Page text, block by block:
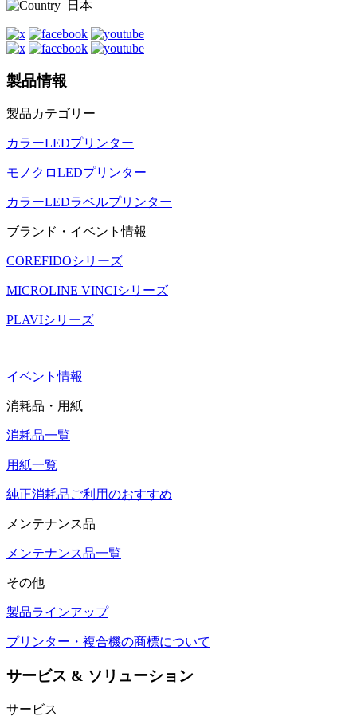
日本
製品情報
製品カテゴリー
カラーLEDプリンター
モノクロLEDプリンター
カラーLEDラベルプリンター
ブランド・イベント情報
COREFIDOシリーズ
MICROLINE VINCIシリーズ
PLAVIシリーズ
イベント情報
消耗品・用紙
消耗品一覧
用紙一覧
純正消耗品ご利用のおすすめ
メンテナンス品
メンテナンス品一覧
その他
製品ラインアップ
プリンター・複合機の商標について
サービス & ソリューション
サービス